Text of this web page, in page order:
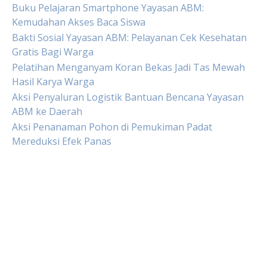
Buku Pelajaran Smartphone Yayasan ABM:
Kemudahan Akses Baca Siswa
Bakti Sosial Yayasan ABM: Pelayanan Cek Kesehatan
Gratis Bagi Warga
Pelatihan Menganyam Koran Bekas Jadi Tas Mewah
Hasil Karya Warga
Aksi Penyaluran Logistik Bantuan Bencana Yayasan
ABM ke Daerah
Aksi Penanaman Pohon di Pemukiman Padat
Mereduksi Efek Panas